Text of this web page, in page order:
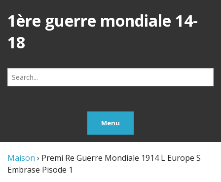
1ère guerre mondiale 14-
18
Search
for:
Menu
Maison › Premi Re Guerre Mondiale 1914 L Europe S
Embrase Pisode 1